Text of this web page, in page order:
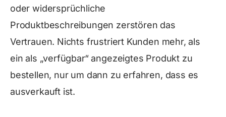
oder widersprüchliche
Produktbeschreibungen zerstören das
Vertrauen. Nichts frustriert Kunden mehr, als
ein als „verfügbar“ angezeigtes Produkt zu
bestellen, nur um dann zu erfahren, dass es
ausverkauft ist.